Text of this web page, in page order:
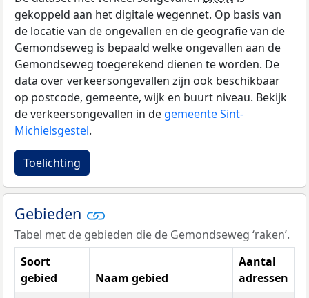
gekoppeld aan het digitale wegennet. Op basis van
de locatie van de ongevallen en de geografie van de
Gemondseweg is bepaald welke ongevallen aan de
Gemondseweg toegerekend dienen te worden. De
data over verkeersongevallen zijn ook beschikbaar
op postcode, gemeente, wijk en buurt niveau. Bekijk
de verkeersongevallen in de gemeente Sint-
Michielsgestel.
Toelichting
Gebieden
Tabel met de gebieden die de Gemondseweg ‘raken’.
Soort
gebied
Naam gebied
Aantal
adressen